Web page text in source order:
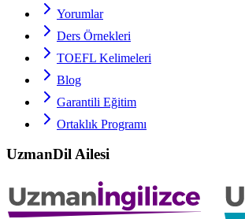
Yorumlar
Ders Örnekleri
TOEFL Kelimeleri
Blog
Garantili Eğitim
Ortaklık Programı
UzmanDil Ailesi